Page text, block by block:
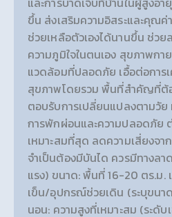
ขึ้น ส่งเสริมความอิสระและคุณค่
ช่วยเหลือตัวเองได้นานขึ้น ช่วย
ความภูมิใจในตนเอง สุขภาพกา
แวดล้อมที่ปลอดภัย เอื้อต่อการ
สุขภาพโดยรวม พื้นที่สำคัญที่ต้อ
ตอบรับการเปลี่ยนแปลงตามวัย
การพักผ่อนและความปลอดภัย
เหมาะสมที่สุด ลดความเสี่ยงจ
จำเป็นต้องมีบันได ควรมีทางลา
แรง) ขนาด: พื้นที่ 16-20 ตร.ม.
เข็น/อุปกรณ์ช่วยเดิน (ระบุขนา
นอน: ความสูงที่เหมาะสม (ระดั